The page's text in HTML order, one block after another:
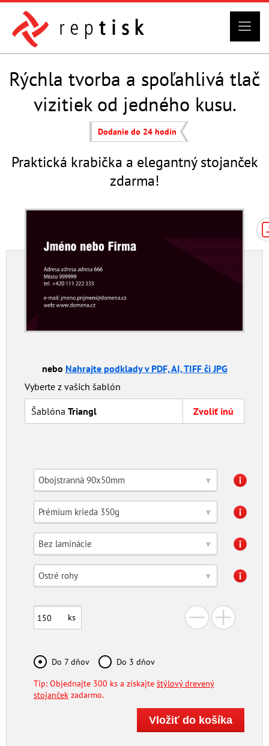
Rýchla tvorba a spoľahlivá tlač
vizitiek od jedného kusu.
Dodanie do 24 hodín
Praktická krabička a elegantný stojanček
zdarma!
nebo Nahrajte podklady v PDF, AI, TIFF či JPG
Vyberte z vašich šablón
Šablóna Triangl Zvoliť inú
Obojstranná 90x50mm ▾
Prémium krieda 350g ▾
Bez laminácie ▾
Ostré rohy ▾
ks
Do 7 dňov
Do 3 dňov
Tip: Objednajte 300 ks a získajte štýlový drevený
stojanček zadarmo.